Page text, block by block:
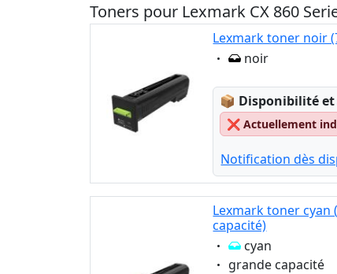
Toners pour Lexmark CX 860
Lexmark toner noir
Eigenschaft:
noir
📦 Lagerstatus:
Disponibilité
❌ Actuellement
Notification dès
Lexmark toner cyan
capacité)
Eigenschaft:
cyan
Eigenschaft:
grande capacité